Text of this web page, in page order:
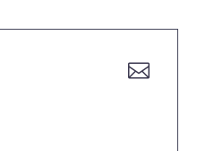

